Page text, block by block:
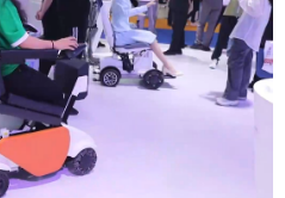
日本語 한국어